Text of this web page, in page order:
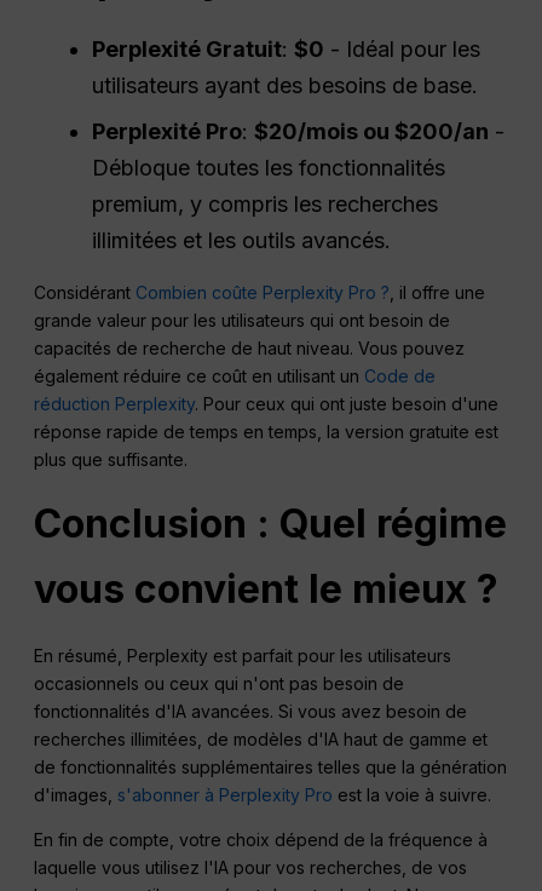
Perplexité Gratuit:$0 - Idéal pour les
utilisateurs ayant des besoins de base.
Perplexité Pro:$20/mois ou $200/an -
Débloque toutes les fonctionnalités
premium, y compris les recherches
illimitées et les outils avancés.
Considérant Combien coûte Perplexity Pro ? , il offre une
grande valeur pour les utilisateurs qui ont besoin de
capacités de recherche de haut niveau. Vous pouvez
également réduire ce coût en utilisant un Code de
réduction Perplexity. Pour ceux qui ont juste besoin d'une
réponse rapide de temps en temps, la version gratuite est
plus que suffisante.
Conclusion : Quel régime
vous convient le mieux ?
En résumé, Perplexity est parfait pour les utilisateurs
occasionnels ou ceux qui n'ont pas besoin de
fonctionnalités d'IA avancées. Si vous avez besoin de
recherches illimitées, de modèles d'IA haut de gamme et
de fonctionnalités supplémentaires telles que la génération
d'images, s'abonner à Perplexity Pro est la voie à suivre.
En fin de compte, votre choix dépend de la fréquence à
laquelle vous utilisez l'IA pour vos recherches, de vos